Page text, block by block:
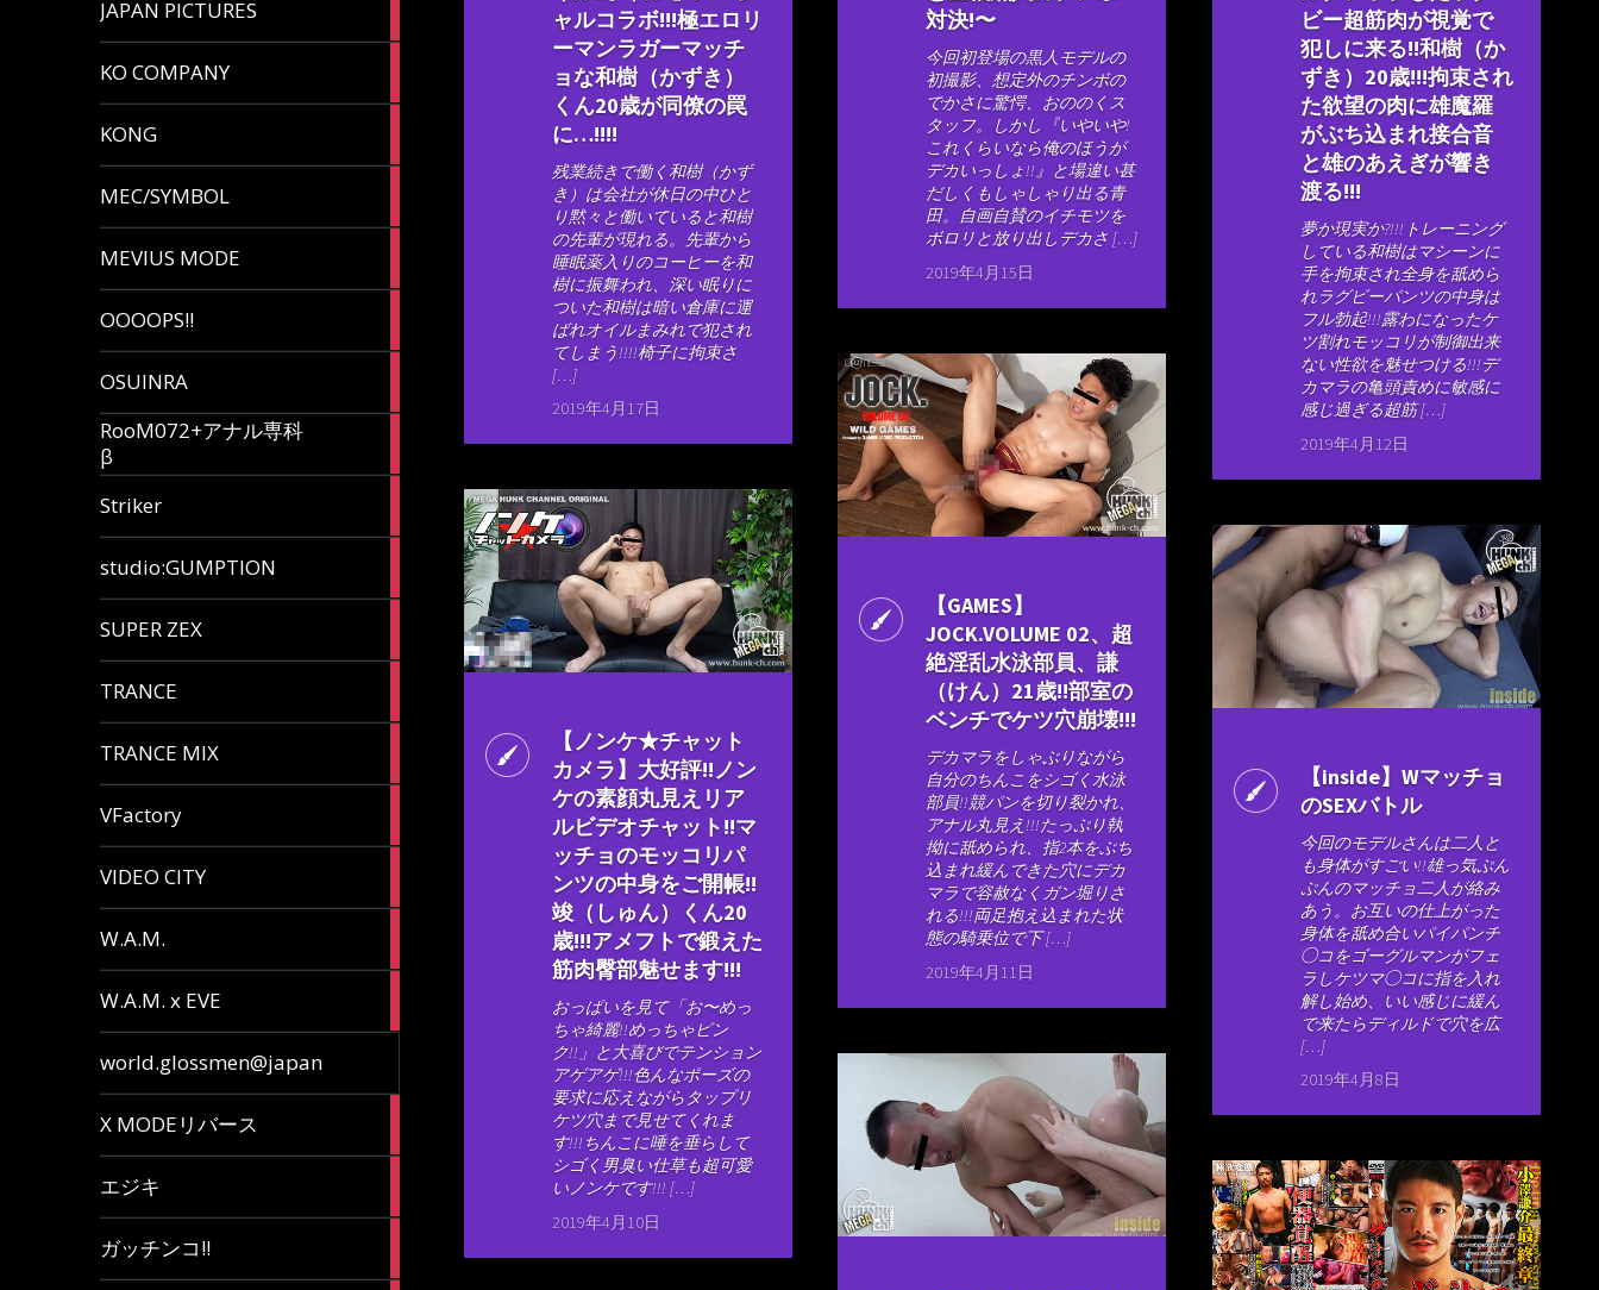
JAPAN PICTURES
KO COMPANY
KONG
MEC/SYMBOL
MEVIUS MODE
OOOOPS!!
OSUINRA
RooM072+アナル専科
β
Striker
studio:GUMPTION
SUPER ZEX
TRANCE
TRANCE MIX
VFactory
VIDEO CITY
W.A.M.
W.A.M. x EVE
world.glossmen@japan
X MODEリバース
エジキ
ガッチンコ!!
ャルコラボ!!!極エロリ
ーマンラガーマッチ
ョな和樹（かずき）
くん20歳が同僚の罠
に…!!!!
残業続きで働く和樹（かず
き）は会社が休日の中ひと
り黙々と働いていると和樹
の先輩が現れる。先輩から
睡眠薬入りのコーヒーを和
樹に振舞われ、深い眠りに
ついた和樹は暗い倉庫に運
ばれオイルまみれで犯され
てしまう!!!!椅子に拘束さ
[…]
2019年4月17日
対決!〜
今回初登場の黒人モデルの
初撮影、想定外のチンボの
でかさに驚愕、おののくス
タッフ。しかし『いやいや!
これくらいなら俺のほうが
デカいっしょ!!』と場違い甚
だしくもしゃしゃり出る青
田。自画自賛のイチモツを
ボロリと放り出しデカさ […]
2019年4月15日
ビー超筋肉が視覚で
犯しに来る!!和樹（か
ずき）20歳!!!拘束され
た欲望の肉に雄魔羅
がぶち込まれ接合音
と雄のあえぎが響き
渡る!!!
夢か現実か?!!!トレーニング
している和樹はマシーンに
手を拘束され全身を舐めら
れラグビーパンツの中身は
フル勃起!!!露わになったケ
ツ割れモッコリが制御出来
ない性欲を魅せつける!!!デ
カマラの亀頭責めに敏感に
感じ過ぎる超筋 […]
2019年4月12日
【GAMES】
JOCK.VOLUME 02、超
絶淫乱水泳部員、謙
（けん）21歳!!部室の
ベンチでケツ穴崩壊!!!
デカマラをしゃぶりながら
自分のちんこをシゴく水泳
部員!!競パンを切り裂かれ、
アナル丸見え!!!たっぷり執
拗に舐められ、指2本をぶち
込まれ緩んできた穴にデカ
マラで容赦なくガン堀りさ
れる!!!両足抱え込まれた状
態の騎乗位で下 […]
2019年4月11日
【ノンケ★チャット
カメラ】大好評!!ノン
ケの素顔丸見えリア
ルビデオチャット!!マ
ッチョのモッコリパ
ンツの中身をご開帳!!
竣（しゅん）くん20
歳!!!アメフトで鍛えた
筋肉臀部魅せます!!!
おっぱいを見て「お〜めっ
ちゃ綺麗!!めっちゃピン
ク!!」と大喜びでテンション
アゲアゲ!!!色んなポーズの
要求に応えながらタップリ
ケツ穴まで見せてくれま
す!!!ちんこに唾を垂らして
シゴく男臭い仕草も超可愛
いノンケです!!! […]
2019年4月10日
【inside】Wマッチョ
のSEXバトル
今回のモデルさんは二人と
も身体がすごい!!雄っ気ぷん
ぷんのマッチョ二人が絡み
あう。お互いの仕上がった
身体を舐め合いパイパンチ
◯コをゴーグルマンがフェ
ラしケツマ◯コに指を入れ
解し始め、いい感じに緩ん
で来たらディルドで穴を広
[…]
2019年4月8日